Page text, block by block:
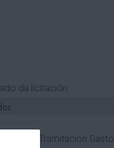
da licitación
Tipo Tramitación Gasto